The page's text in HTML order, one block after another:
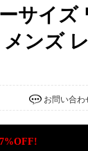
サイズ
ンズ
お問い合わ